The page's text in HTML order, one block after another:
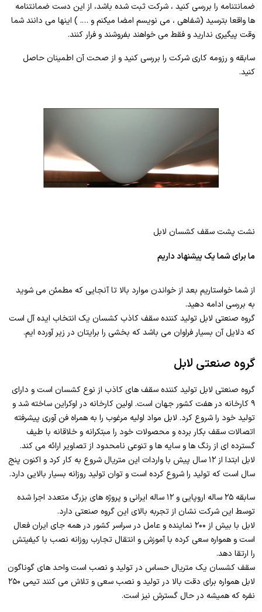
ضمانتنامه را بررسی کنید ، شرکت ثبت شده باشد، از این دست ضمانتنامه
ها واقعا بترسید (شفاهی ، می نویسم امضا میکنم و …. ) اینها می دانند شما
وقت پیگیری ندارید و فقط می خواهند بفروشند و فرار کنند.
سابقه و رزومه کاری شرکت را بررسی کنید و از صحت آن اطمینان حاصل
کنید.
نشت پشت سقف کشسان لابل
ما برای شما یک پیشنهاد داریم
از شما خواستاریم بعد از خواندن موارد بالا تا آنجایی که مطمئن می شوید
به بررسی ادامه دهید.
گروه صنعتی لابل تولید کننده سقف کاذب کشسان یک انتخاب ایده آل است
که دلایل آن بسیار فراوان می باشد که بخشی را برایتان در زیر آورده ایم.
گروه صنعتی لابل
گروه صنعتی لابل تولید کننده سقف های کاذب از نوع کشسان است و دارای
۹ کارخانه در هفت کشور جهان است. اولین کارخانه در اوکراین ساخته شد و
تولید خود را شروع کرد. لابل مواد اولیه مرغوب را به همراه فن آوری پیشرفته
اتصالات سقف بکار برده و محصولات خود را مبتکرانه و خلاقانه با طیف
گسترده ای از رنگ ها و سایه ها و تنوعی نامحدود از تصاویر ارائه می کند.
لابل ابتدا از ۱۲ سال پیش با واردات این متریال شروع به کار کرد و اکنون پنج
سال است که تولید را شروع کرده است و توان تولید روزانه بسیار بالایی دارد.
سابقه ۲۵ ساله اروپایی و ۱۲ ساله ایرانی و پروژه های بزرگ متعدد اجرا شده
توسط این شرکت نشان از تجربه بالای این گروه صنعتی دارد.
لابل با بیش از ۲۰۰ نماینده و عامل در سراسر کشور در همه جای ایران فعال
است و همواره سعی کرده با آموزش و انتقال تجارب روزانه نصب با کیفیتش
را ارتقا دهد.
سقف کشسان یک متریال حساس در تولید و نصب است واحد های گوناگون
لابل همواره برای دقت بالا در تولید و نصب سعی و تلاش می کنند تیمی ۲۵۰
نفره که همیشه در حال گسترش نیز است.